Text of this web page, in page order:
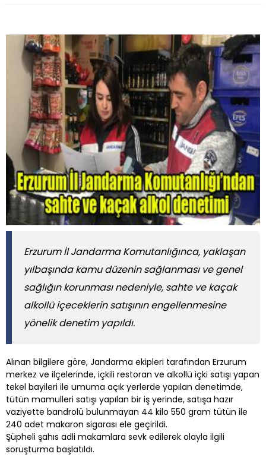
Erzurum İl Jandarma Komutanlığınca, yaklaşan
yılbaşında kamu düzenin sağlanması ve genel
sağlığın korunması nedeniyle, sahte ve kaçak
alkollü içeceklerin satışının engellenmesine
yönelik denetim yapıldı.
Alınan bilgilere göre, Jandarma ekipleri tarafından Erzurum
merkez ve ilçelerinde, içkili restoran ve alkollü içki satışı yapan
tekel bayileri ile umuma açık yerlerde yapılan denetimde,
tütün mamulleri satışı yapılan bir iş yerinde, satışa hazır
vaziyette bandrolü bulunmayan 44 kilo 550 gram tütün ile
240 adet makaron sigarası ele geçirildi.
Şüpheli şahıs adli makamlara sevk edilerek olayla ilgili
soruşturma başlatıldı.